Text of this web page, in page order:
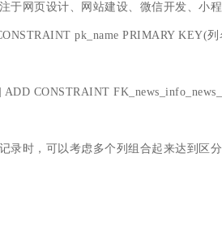
于网页设计、网站建设、微信开发、小
pk_name PRIMARY KEY(列
CONSTRAINT
录时，可以考虑多个列组合起来达到区